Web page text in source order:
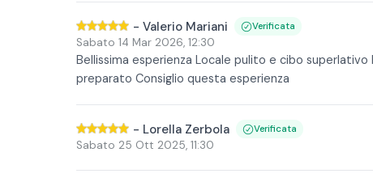
- Valerio Mariani Verificata
Sabato 14 Mar 2026, 12:30
Bellissima esperienza Locale pulito e cibo
preparato Consiglio questa esperienza
- Lorella Zerbola Verificata
Sabato 25 Ott 2025, 11:30